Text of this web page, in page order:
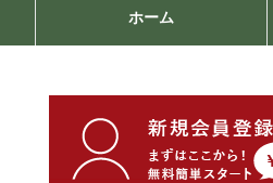
ホーム